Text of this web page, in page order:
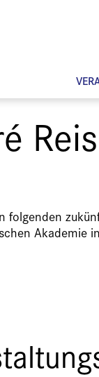
Reis
folgenden
Akademie